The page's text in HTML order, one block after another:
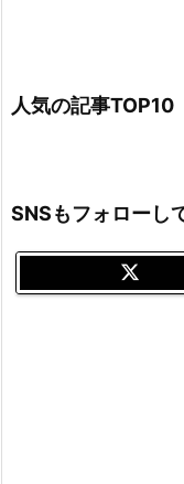
人気の記事TOP10
SNSもフォローし